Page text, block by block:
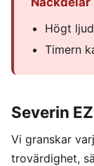
Högt
Timern
Severin
Vi granskar
trovärdighet,